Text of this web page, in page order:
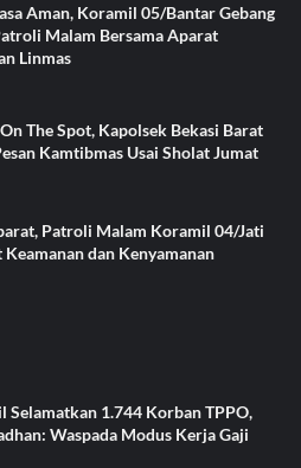
Aman, Koramil 05/Bantar Gebang
Malam Bersama Aparat
Linmas
The Spot, Kapolsek Bekasi Barat
Kamtibmas Usai Sholat Jumat
Patroli Malam Koramil 04/Jati
dan Kenyamanan
Selamatkan 1.744 Korban TPPO,
Waspada Modus Kerja Gaji